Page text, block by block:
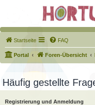
Startseite FAQ
Portal Foren-Übersicht
Häufig gestellte
Registrierung und Anmeldung